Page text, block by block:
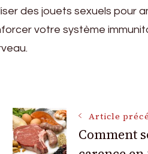
des jouets sexuels pour
votre système
Navigation
des
Article
Comment